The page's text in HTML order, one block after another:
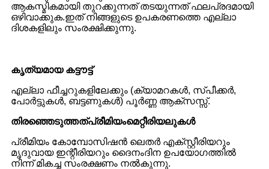
ആകസ്മികമായി തുറക്കുന്നത് തടയുന്നത് ഫലപ്രദമായി
ഒഴിവാക്കുക.ഇത് നിങ്ങളുടെ ഉപകരണത്തെ എല്ലാ
ദിശകളിലും സംരക്ഷിക്കുന്നു.
കൃത്യമായ കട്ടൗട്ട്
എല്ലാ ഫീച്ചറുകളിലേക്കും (ക്യാമറകൾ, സ്പീക്കർ,
പോർട്ടുകൾ, ബട്ടണുകൾ) പൂർണ്ണ ആക്സസ്സ്.
തിരഞ്ഞെടുത്തത്പ്രീമിയംമെറ്റീരിയലുകൾ
പ്രീമിയം കോമ്പോസിഷൻ ലെതർ എക്സ്റ്റീരിയറും
മൃദുവായ ഇന്റീരിയറും ദൈനംദിന ഉപയോഗത്തിൽ
നിന്ന് മികച്ച സംരക്ഷണം നൽകുന്നു.